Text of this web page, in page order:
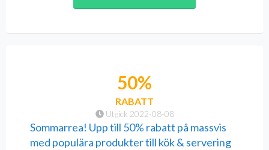
Utgick 2022-08-08
50%
RABATT
Sommarrea! Upp till 50% rabatt på massvis
med populära produkter till kök & servering